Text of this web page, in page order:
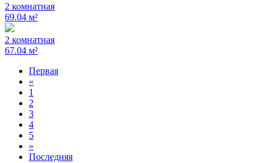
2 комнатная
69.04 м²
2 комнатная
67.04 м²
Первая
«
1
2
3
4
5
»
Последняя